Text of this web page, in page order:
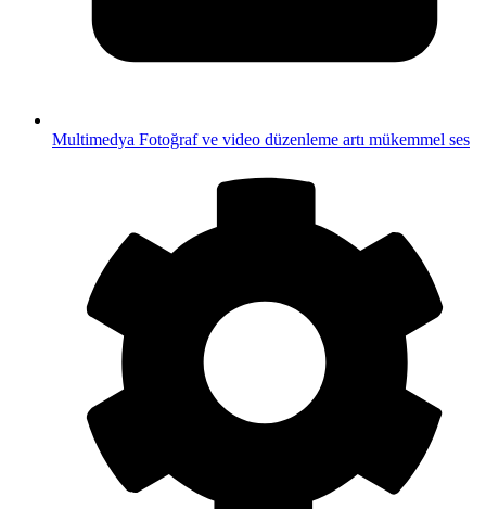
Multimedya Fotoğraf ve video düzenleme artı mükemmel ses